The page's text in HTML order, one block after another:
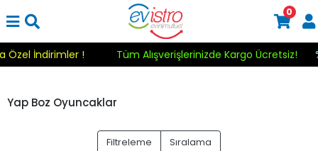
Özel İndirimler ! Tüm Alışverişlerinizde Kargo Ücretsiz!
0
Yap Boz Oyuncaklar
Filtreleme Sıralama